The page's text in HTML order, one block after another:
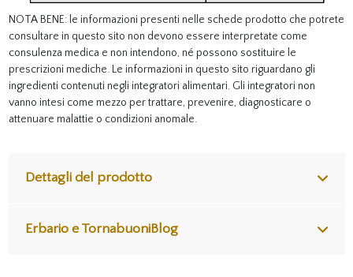
NOTA BENE: le informazioni presenti nelle schede prodotto che potrete
consultare in questo sito non devono essere interpretate come
consulenza medica e non intendono, né possono sostituire le
prescrizioni mediche. Le informazioni in questo sito riguardano gli
ingredienti contenuti negli integratori alimentari. Gli integratori non
vanno intesi come mezzo per trattare, prevenire, diagnosticare o
attenuare malattie o condizioni anomale.
Dettagli del prodotto
Erbario e TornabuoniBlog